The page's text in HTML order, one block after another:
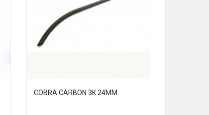
COBRA CARBON 3K 24MM